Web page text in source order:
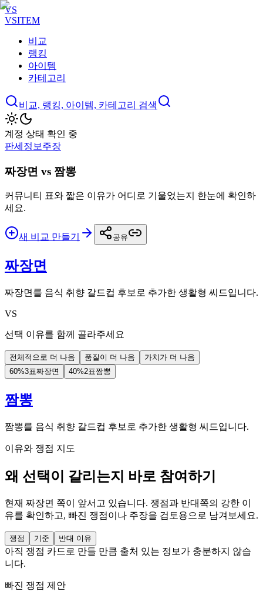
VS
VSITEM
비교
랭킹
아이템
카테고리
비교, 랭킹, 아이템, 카테고리 검색
계정 상태 확인 중
판세 정보 주장
짜장면 vs 짬뽕
커뮤니티 표와 짧은 이유가 어디로 기울었는지 한눈에 확인하
세요.
새 비교 만들기 공유
짜장면
짜장면를 음식 취향 갈드컵 후보로 추가한 생활형 씨드입니다.
VS
선택 이유를 함께 골라주세요
전체적으로 더 나음 품질이 더 나음
가치가 더 나음
60%3표짜장면 40%2표짬뽕
짬뽕
짬뽕를 음식 취향 갈드컵 후보로 추가한 생활형 씨드입니다.
이유와 쟁점 지도
왜 선택이 갈리는지 바로 참여하기
현재 짜장면 쪽이 앞서고 있습니다. 쟁점과 반대쪽의 강한 이
유를 확인하고, 빠진 쟁점이나 주장을 검토용으로 남겨보세요.
쟁점 기준 반대 이유
아직 쟁점 카드로 만들 만큼 출처 있는 정보가 충분하지 않습
니다.
빠진 쟁점 제안